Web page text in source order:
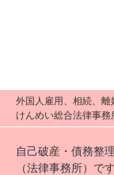
外国人雇用、相続、離
けんめい総合法律事務
自己破産・債務整
（法律事務所）です